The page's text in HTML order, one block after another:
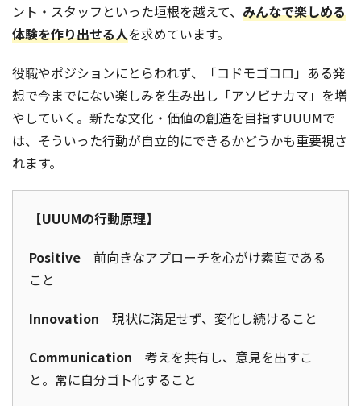
ント・スタッフといった垣根を越えて、 みんなで楽しめる
体験を作り出せる人を求めています。
役職やポジションにとらわれず、「コドモゴコロ」ある発
想で今までにない楽しみを生み出し「アソビナカマ」を増
やしていく。新たな文化・価値の創造を目指すUUUMで
は、そういった行動が自立的にできるかどうかも重要視さ
れます。
【UUUMの行動原理】
Positive 前向きなアプローチを心がけ素直である
こと
Innovation 現状に満足せず、変化し続けること
Communication 考えを共有し、意見を出すこ
と。常に自分ゴト化すること